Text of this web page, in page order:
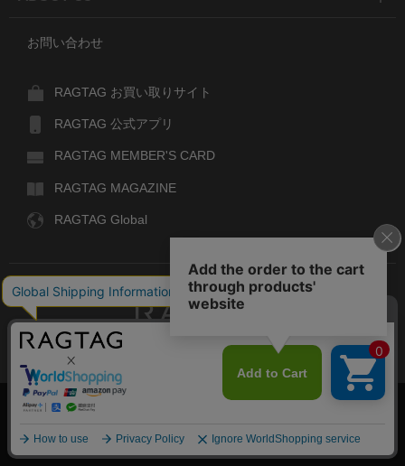
お問い合わせ
RAGTAG お買い取りサイト
RAGTAG 公式アプリ
RAGTAG MEMBER'S CARD
RAGTAG MAGAZINE
RAGTAG Global
デザイナーズブランドのユーズド・セレクトショップ
COPYRIGHT© TIN PAN ALLEY CO., LTD. ALL RIGHTS RESERVED.